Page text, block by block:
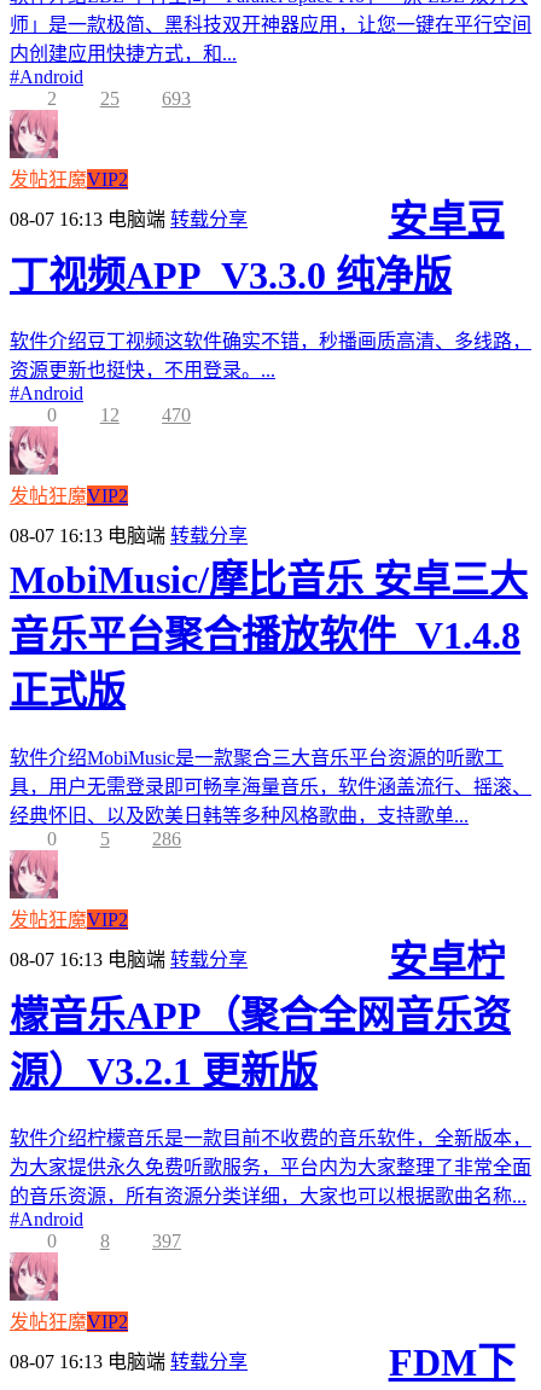
师」是一款极简、黑科技双开神器应用，让您一键在平行空间
内创建应用快捷方式，和...
#Android
2
25 693
发帖狂魔VIP2
08-07 16:13 电脑端 转载分享
安卓豆
丁视频APP_V3.3.0 纯净版
软件介绍豆丁视频这软件确实不错，秒播画质高清、多线路，
资源更新也挺快，不用登录。...
#Android
0
12 470
发帖狂魔VIP2
08-07 16:13 电脑端 转载分享
MobiMusic/摩比音乐 安卓三大
音乐平台聚合播放软件_V1.4.8
正式版
软件介绍MobiMusic是一款聚合三大音乐平台资源的听歌工
具，用户无需登录即可畅享海量音乐，软件涵盖流行、摇滚、
经典怀旧、以及欧美日韩等多种风格歌曲，支持歌单...
0
5 286
发帖狂魔VIP2
08-07 16:13 电脑端 转载分享
安卓柠
檬音乐APP（聚合全网音乐资
源）V3.2.1 更新版
软件介绍柠檬音乐是一款目前不收费的音乐软件，全新版本，
为大家提供永久免费听歌服务，平台内为大家整理了非常全面
的音乐资源，所有资源分类详细，大家也可以根据歌曲名称...
#Android
0
8 397
发帖狂魔VIP2
08-07 16:13 电脑端 转载分享
FDM下